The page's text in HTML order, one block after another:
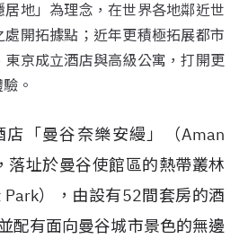
地」為理念，在世界各地鄰近世
開拓據點；近年更積極拓展都市
京成立酒店與高級公寓，打開更
。
「曼谷奈樂安縵」（Aman
落址於曼谷使館區的熱帶叢林
Park），由設有52間套房的酒
配有面向曼谷城市景色的無邊